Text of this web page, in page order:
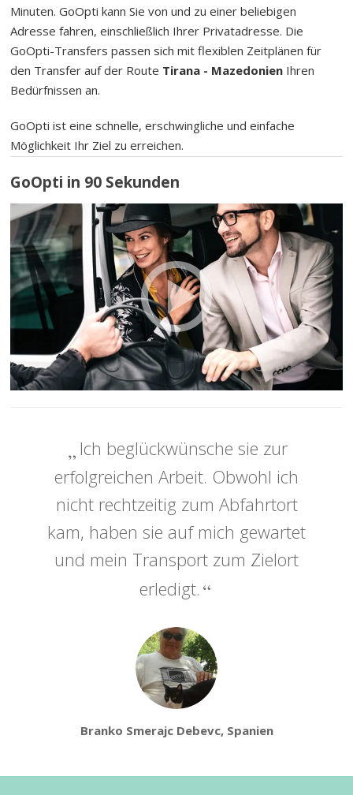
Minuten. GoOpti kann Sie von und zu einer beliebigen
Adresse fahren, einschließlich Ihrer Privatadresse. Die
GoOpti-Transfers passen sich mit flexiblen Zeitplänen für
den Transfer auf der Route Tirana - Mazedonien Ihren
Bedürfnissen an.
GoOpti ist eine schnelle, erschwingliche und einfache
Möglichkeit Ihr Ziel zu erreichen.
GoOpti in 90 Sekunden
Ich beglückwünsche sie zur
erfolgreichen Arbeit. Obwohl ich
nicht rechtzeitig zum Abfahrtort
kam, haben sie auf mich gewartet
und mein Transport zum Zielort
erledigt.
Branko Smerajc Debevc, Spanien